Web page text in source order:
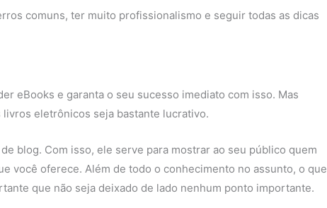
comuns, ter muito profissionalismo e seguir todas as dicas
eBooks e garanta o seu sucesso imediato com isso. Mas
eletrônicos seja bastante lucrativo.
blog. Com isso, ele serve para mostrar ao seu público quem
você oferece. Além de todo o conhecimento no assunto, o que
que não seja deixado de lado nenhum ponto importante.